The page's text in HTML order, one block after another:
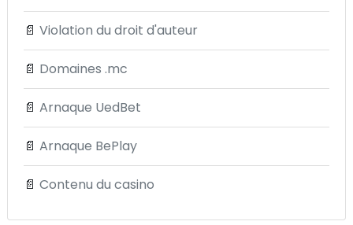
📄 Violation du droit d'auteur
📄 Domaines .mc
📄 Arnaque UedBet
📄 Arnaque BePlay
📄 Contenu du casino